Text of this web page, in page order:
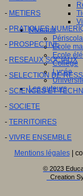
Niveaux
Ecole
Ecole
Collège
Lycée
Les auteurs
- METIERS
- PRATIQUES
- PROSPECTIVE
- RESEAUX SOCIAUX
- SELECTION DE
- SCIENCES ET
- SOCIETE
- TERRITOIRES
- VIVRE ENSEMBLE
Mentions légales|
© 2023
Creation